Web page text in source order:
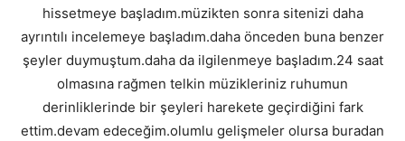
hissetmeye başladım.müzikten sonra sitenizi daha
ayrıntılı incelemeye başladım.daha önceden buna benzer
şeyler duymuştum.daha da ilgilenmeye başladım.24 saat
olmasına rağmen telkin müzikleriniz ruhumun
derinliklerinde bir şeyleri harekete geçirdiğini fark
ettim.devam edeceğim.olumlu gelişmeler olursa buradan